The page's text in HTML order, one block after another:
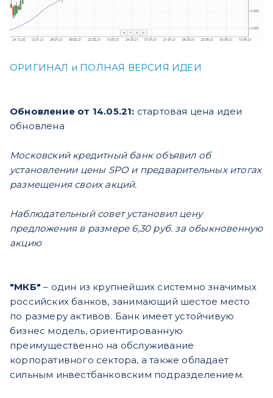
ОРИГИНАЛ и ПОЛНАЯ ВЕРСИЯ ИДЕИ
Обновление от 14.05.21: стартовая цена идеи
обновлена
Московский кредитный банк объявил об
установлении цены SPO и предварительных итогах
размещения своих акций.
Наблюдательный совет установил цену
предложения в размере 6,30 руб. за обыкновенную
акцию
"МКБ" – один из крупнейших системно значимых
российских банков, занимающий шестое место
по размеру активов. Банк имеет устойчивую
бизнес модель, ориентированную
преимущественно на обслуживание
корпоративного сектора, а также обладает
сильным инвестбанковским подразделением.